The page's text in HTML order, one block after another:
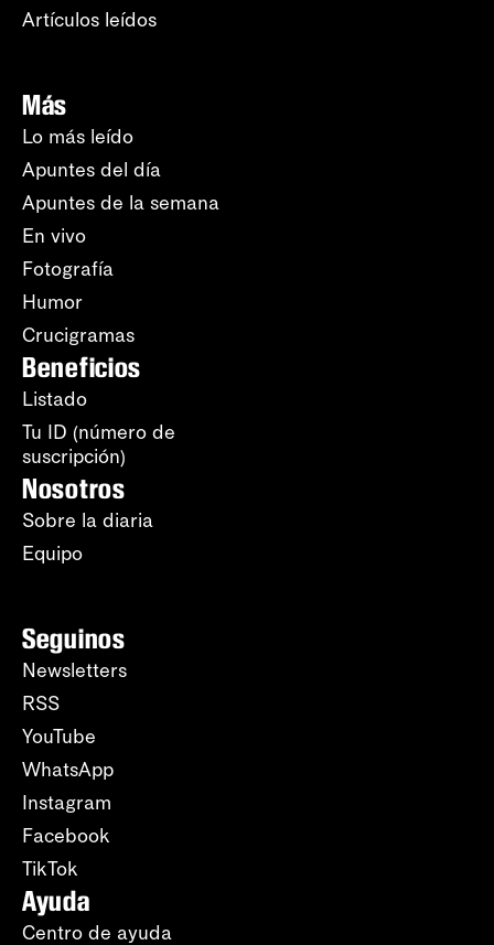
Artículos leídos
Más
Lo más leído
Apuntes del día
Apuntes de la semana
En vivo
Fotografía
Humor
Crucigramas
Beneficios
Listado
Tu ID (número de
suscripción)
Nosotros
Sobre la diaria
Equipo
Seguinos
Newsletters
RSS
YouTube
WhatsApp
Instagram
Facebook
TikTok
Ayuda
Centro de ayuda